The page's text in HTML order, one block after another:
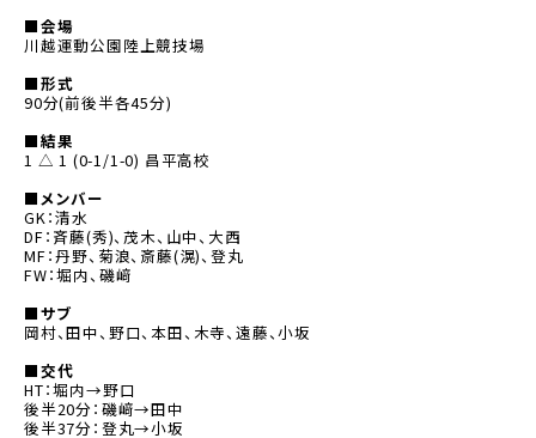
■会場
川越運動公園陸上競技場
■形式
90分(前後半各45分)
■結果
1 △ 1 (0-1/1-0) 昌平高校
■メンバー
GK：清水
DF：斉藤(秀)、茂木、山中、大西
MF：丹野、菊浪、斎藤(滉)、登丸
FW：堀内、磯﨑
■サブ
岡村、田中、野口、本田、木寺、遠藤、小坂
■交代
HT：堀内→野口
後半20分：磯﨑→田中
後半37分：登丸→小坂